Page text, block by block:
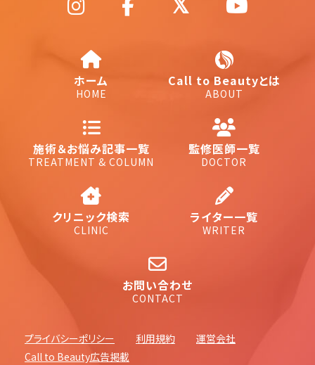
ホーム
HOME
Call to Beautyとは
ABOUT
施術＆お悩み記事一覧
TREATMENT & COLUMN
監修医師一覧
DOCTOR
クリニック検索
CLINIC
ライター一覧
WRITER
お問い合わせ
CONTACT
プライバシーポリシー 利用規約
運営会社
Call to Beauty広告掲載